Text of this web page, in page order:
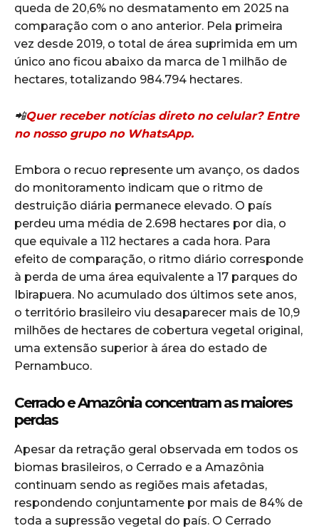
queda de 20,6% no desmatamento em 2025 na
comparação com o ano anterior. Pela primeira
vez desde 2019, o total de área suprimida em um
único ano ficou abaixo da marca de 1 milhão de
hectares, totalizando 984.794 hectares.
📲Quer receber notícias direto no celular? Entre
no nosso grupo no WhatsApp.
Embora o recuo represente um avanço, os dados
do monitoramento indicam que o ritmo de
destruição diária permanece elevado. O país
perdeu uma média de 2.698 hectares por dia, o
que equivale a 112 hectares a cada hora. Para
efeito de comparação, o ritmo diário corresponde
à perda de uma área equivalente a 17 parques do
Ibirapuera. No acumulado dos últimos sete anos,
o território brasileiro viu desaparecer mais de 10,9
milhões de hectares de cobertura vegetal original,
uma extensão superior à área do estado de
Pernambuco.
Cerrado e Amazônia concentram as maiores
perdas
Apesar da retração geral observada em todos os
biomas brasileiros, o Cerrado e a Amazônia
continuam sendo as regiões mais afetadas,
respondendo conjuntamente por mais de 84% de
toda a supressão vegetal do país. O Cerrado